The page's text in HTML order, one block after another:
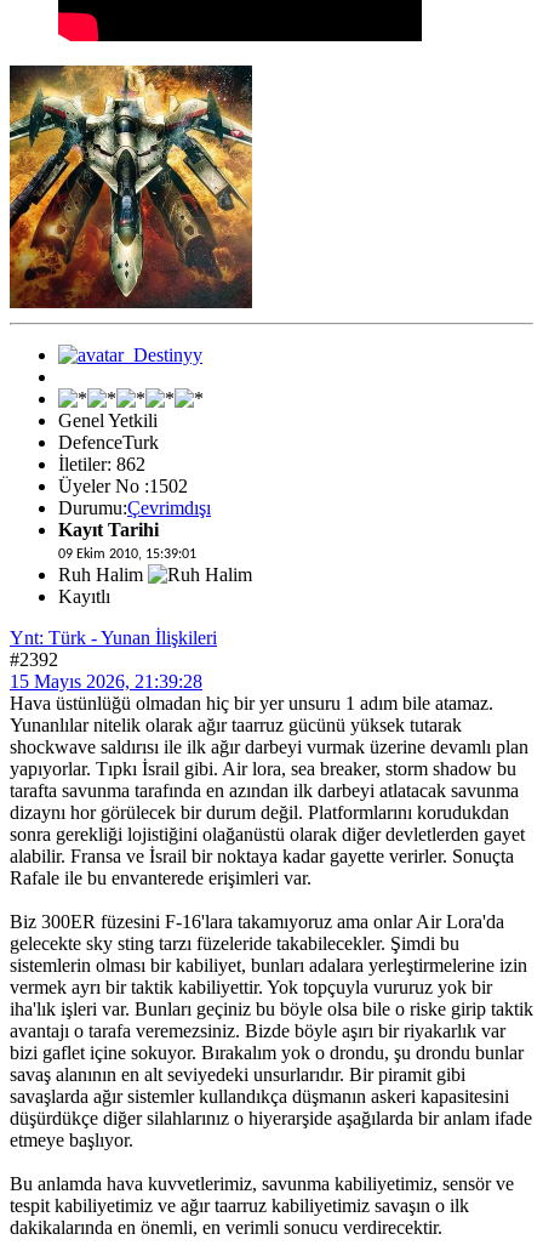
Genel Yetkili
DefenceTurk
İletiler: 862
Üyeler No :1502
Durumu:Çevrimdışı
Kayıt Tarihi
09 Ekim 2010, 15:39:01
Ruh Halim
Kayıtlı
Ynt: Türk - Yunan İlişkileri
#2392
15 Mayıs 2026, 21:39:28
Hava üstünlüğü olmadan hiç bir yer unsuru 1 adım bile atamaz.
Yunanlılar nitelik olarak ağır taarruz gücünü yüksek tutarak
shockwave saldırısı ile ilk ağır darbeyi vurmak üzerine devamlı plan
yapıyorlar. Tıpkı İsrail gibi. Air lora, sea breaker, storm shadow bu
tarafta savunma tarafında en azından ilk darbeyi atlatacak savunma
dizaynı hor görülecek bir durum değil. Platformlarını korudukdan
sonra gerekliği lojistiğini olağanüstü olarak diğer devletlerden gayet
alabilir. Fransa ve İsrail bir noktaya kadar gayette verirler. Sonuçta
Rafale ile bu envanterede erişimleri var.
Biz 300ER füzesini F-16'lara takamıyoruz ama onlar Air Lora'da
gelecekte sky sting tarzı füzeleride takabilecekler. Şimdi bu
sistemlerin olması bir kabiliyet, bunları adalara yerleştirmelerine izin
vermek ayrı bir taktik kabiliyettir. Yok topçuyla vururuz yok bir
iha'lık işleri var. Bunları geçiniz bu böyle olsa bile o riske girip taktik
avantajı o tarafa veremezsiniz. Bizde böyle aşırı bir riyakarlık var
bizi gaflet içine sokuyor. Bırakalım yok o drondu, şu drondu bunlar
savaş alanının en alt seviyedeki unsurlarıdır. Bir piramit gibi
savaşlarda ağır sistemler kullandıkça düşmanın askeri kapasitesini
düşürdükçe diğer silahlarınız o hiyerarşide aşağılarda bir anlam ifade
etmeye başlıyor.
Bu anlamda hava kuvvetlerimiz, savunma kabiliyetimiz, sensör ve
tespit kabiliyetimiz ve ağır taarruz kabiliyetimiz savaşın o ilk
dakikalarında en önemli, en verimli sonucu verdirecektir.